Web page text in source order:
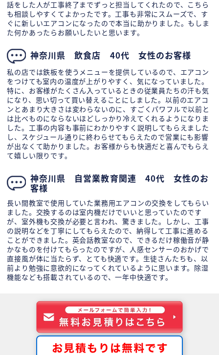
話をした人が工事終了までずっと担当してくれたので、こちら
も相談しやすくてよかったです。工事も非常にスムーズで、す
ぐに新しいエアコンになったので本当に助かりました。もしま
た何かあったらお願いしたいと思います。
神奈川県 飲食店 40代 女性のお客様
私の店では鉄板を使うメニューを提供しているので、エアコン
をつけても室内の温度が上がりやすく、気になっていました。
特に、お客様がたくさん入っているときの従業員たちの汗も気
になり、思い切って買い替えることにしました。以前のエアコ
ンとあまり大きさは変わらないのに、すごくパワフルで以前と
は比べものにならないほどしっかり冷えてくれるようになりま
した。工事の内容も事前にわかりやすく説明してもらえました
し、スケジュール通りに終わらせてもらえたので営業にも影響
が出なくて助かりました。お客様からも快適だと喜んでもらえ
て嬉しい限りです。
神奈川県 自営業教育関連 40代 女性のお
客様
長い間教室で使用していた業務用エアコンの交換をしてもらい
ました。交換するのは室内機だけでいいと思っていたのです
が、室外機も交換が必要と言われ、驚きました。しかし、工事
の説明などを丁寧にしてもらえたので、納得して工事に進める
ことができました。英会話教室なので、できるだけ稼働音が静
かなものを付けてもらったのですが、人感センサーのおかげで
直接風が体に当たらず、とても快適です。生徒さんたちも、以
前より勉強に意欲的になってくれているように思います。除湿
機能なども搭載されているので、一年中快適です。